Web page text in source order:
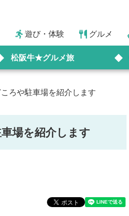
遊び・体験 グルメ
松阪牛★グルメ旅
ろや駐車場を紹介します
場を紹介します